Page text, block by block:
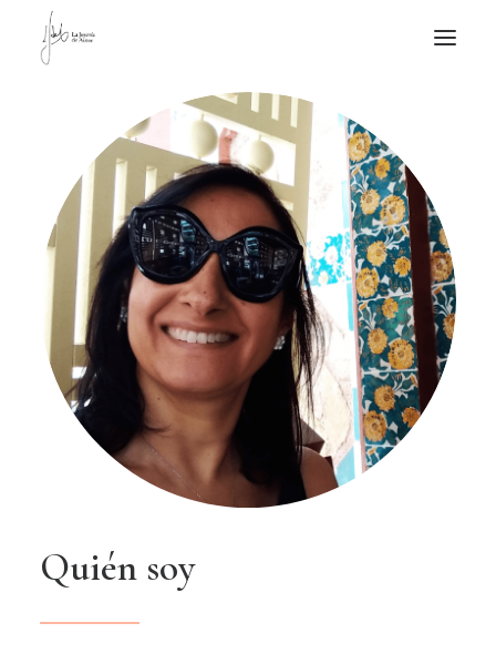
NOTICIAS DE JOYERÍA CONTEMPORÁNEA
NOVEDADES
DE VISITA
APUNTES
QUIÉN SOY
Quién soy